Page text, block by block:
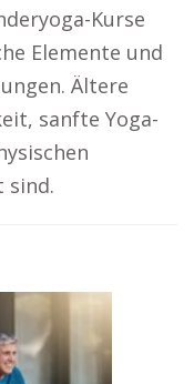
Kurse
Elemente und
Ältere
sanfte Yoga-
sind.